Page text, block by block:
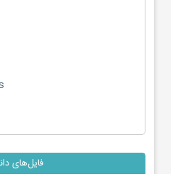
فایل‌های